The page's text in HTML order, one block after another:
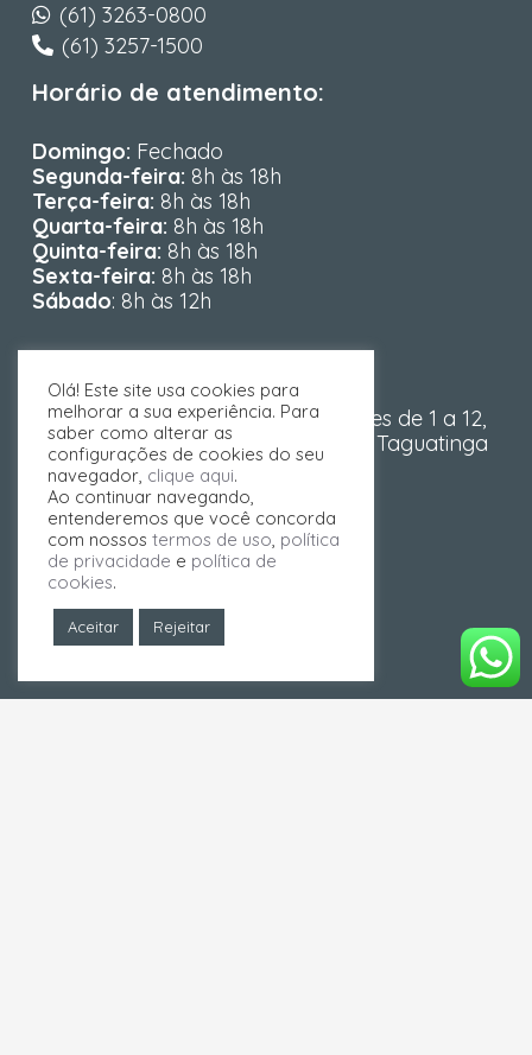
(61) 3263-0800
(61) 3257-1500
Horário de atendimento:
Domingo: Fechado
Segunda-feira: 8h às 18h
Terça-feira: 8h às 18h
Quarta-feira: 8h às 18h
Quinta-feira: 8h às 18h
Sexta-feira: 8h às 18h
Sábado: 8h às 12h
Endereço:
Área Especial Setor C Norte Lotes de 1 a 12,
Torre A, 3º andar, salas 308 a 313 – Taguatinga
Norte, Brasília – DF, 72115-700
Olá! Este site usa cookies para
melhorar a sua experiência. Para
saber como alterar as
configurações de cookies do seu
navegador, clique aqui.
Ao continuar navegando,
entenderemos que você concorda
com nossos termos de uso, política
de privacidade e política de
cookies.
Aceitar Rejeitar